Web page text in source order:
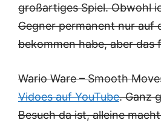
großartiges Spiel. Obwohl
Gegner permanent nur auf
bekommen habe, aber das
Wario Ware – Smooth
Vidoes auf YouTube. Ganz
Besuch da ist, alleine